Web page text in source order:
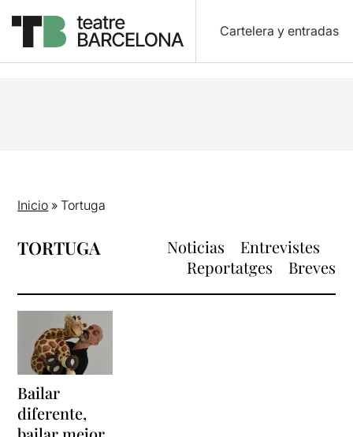
Cartelera y entradas
Inicio »Tortuga
TORTUGA Noticias
Entrevistes
Reportatges
Breves
Bailar
diferente,